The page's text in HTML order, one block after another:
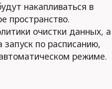
накапливаться в
пространство.
очистки данных, а
по расписанию,
режиме.